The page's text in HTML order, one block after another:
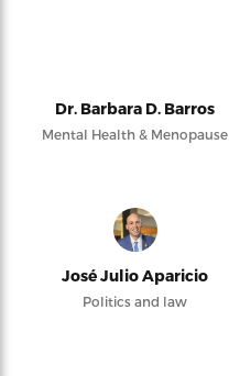
Dr. Barbara D. Barros
Mental Health & Menopause
José Julio Aparicio
Politics and law